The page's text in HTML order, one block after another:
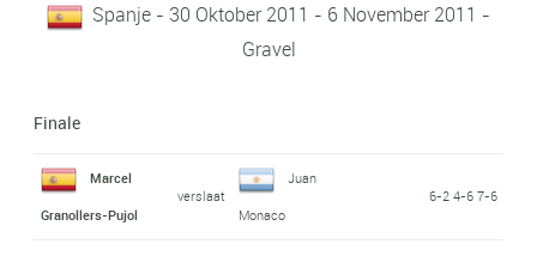
Spanje - 30 Oktober 2011 - 6 November 2011 -
Gravel
Finale
Marcel
Granollers-Pujol
verslaat
Juan
Monaco
6-2 4-6 7-6